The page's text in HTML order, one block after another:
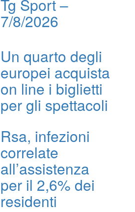
Tg Sport –
7/8/2026
Un quarto degli
europei acquista
on line i biglietti
per gli spettacoli
Rsa, infezioni
correlate
all’assistenza
per il 2,6% dei
residenti